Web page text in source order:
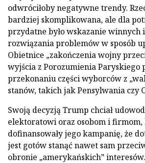
odwróciłoby negatywne trendy.
bardziej skomplikowana, ale dla
przydatne było wskazanie winnych
rozwiązania problemów w sposób
Obietnice „zakończenia wojny
wyjścia z Porozumienia Paryskiego
przekonaniu części wyborców z
stanów, takich jak Pensylwania czy
Swoją decyzją Trump chciał
elektoratowi oraz osobom i
dofinansowały jego kampanię, że
jest gotów stanąć nawet sam
obronie „amerykańskich” interesów.